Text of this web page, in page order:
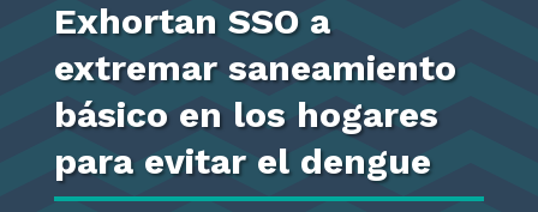
Exhortan SSO a
extremar saneamiento
básico en los hogares
para evitar el dengue